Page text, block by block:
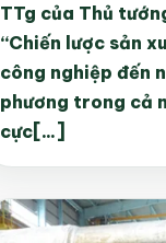
TTg của Thủ
“Chiến lược sản
công nghiệp đến
phương trong cả
cực[...]